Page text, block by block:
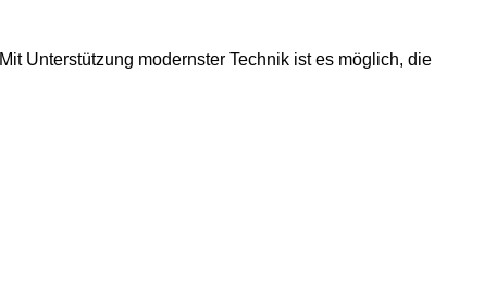
Unterstützung modernster Technik ist es möglich, die